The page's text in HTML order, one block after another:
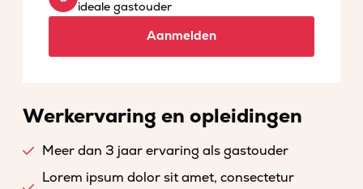
ideale gastouder
Aanmelden
Werkervaring en opleidingen
Meer dan 3 jaar ervaring als gastouder
Lorem ipsum dolor sit amet, consectetur